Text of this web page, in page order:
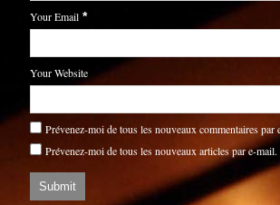
Your Email *
Your Website
Prévenez-moi de tous les nouveaux commentaires par
Prévenez-moi de tous les nouveaux articles par e-mail.